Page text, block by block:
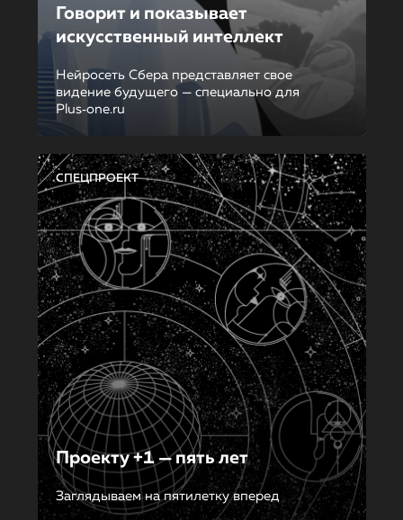
Говорит и показывает
искусственный интеллект
Нейросеть Сбера представляет свое
видение будущего — специально для
Plus‑one.ru
СПЕЦПРОЕКТ
Проекту +1 — пять лет
Заглядываем на пятилетку вперед